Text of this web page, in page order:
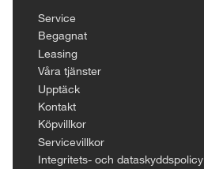
Service
Begagnat
Leasing
Våra tjänster
Upptäck
Kontakt
Köpvillkor
Servicevillkor
Integritets- och dataskyddspolicy